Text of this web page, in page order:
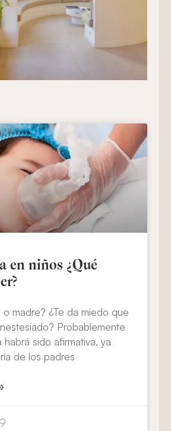
en niños ¿Qué
o madre? ¿Te da miedo que
Probablemente
habrá sido afirmativa, ya
de los padres